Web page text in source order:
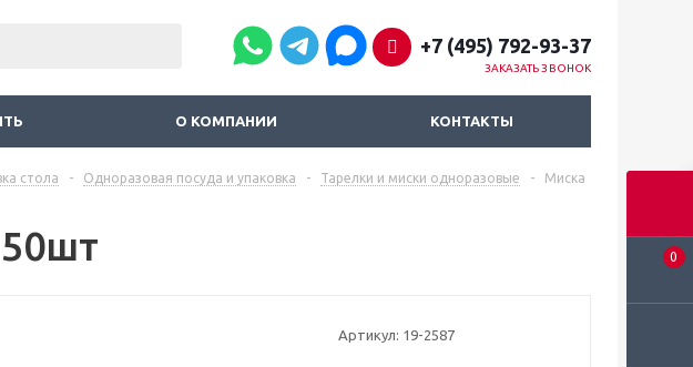
0
+7 (495) 792-93-37
ЗАКАЗАТЬ ЗВОНОК
О КОМПАНИИ КОНТАКТЫ
стола - Одноразовая посуда и упаковка - Тарелки и миски одноразовые -
Миска
Артикул: 19-2587